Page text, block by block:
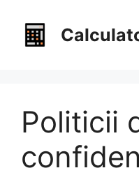
conținut
Politicii